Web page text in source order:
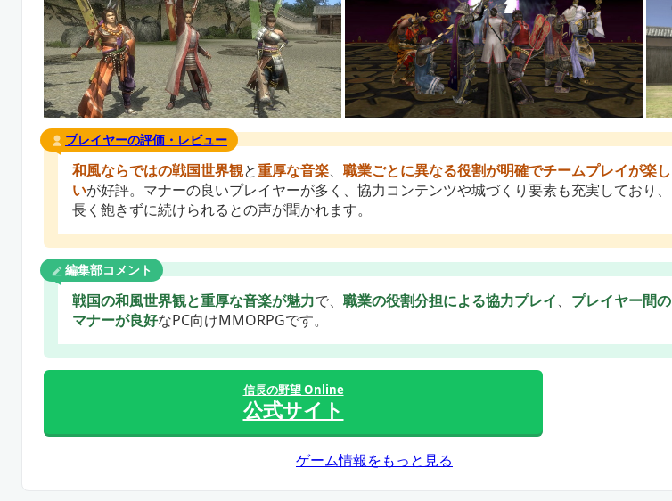
プレイヤーの評価・レビュー
和風ならではの戦国世界観と重厚な音楽、 職業ごとに異なる役割が明確でチームプレイが楽し
いが好評。マナーの良いプレイヤーが多く、協力コンテンツや城づくり要素も充実しており、
長く飽きずに続けられるとの声が聞かれます。
編集部コメント
戦国の和風世界観と重厚な音楽が魅力で、 職業の役割分担による協力プレイ、 プレイヤー間の
マナーが良好なPC向けMMORPGです。
信長の野望 Online
公式サイト
ゲーム情報をもっと見る